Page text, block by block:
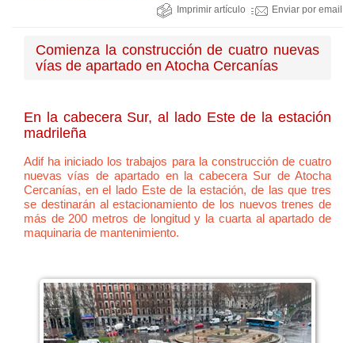
Imprimir artículo Enviar por email
Comienza la construcción de cuatro nuevas
vías de apartado en Atocha Cercanías
En la cabecera Sur, al lado Este de la estación
madrileña
Adif ha iniciado los trabajos para la construcción de cuatro
nuevas vías de apartado en la cabecera Sur de Atocha
Cercanías, en el lado Este de la estación, de las que tres
se destinarán al estacionamiento de los nuevos trenes de
más de 200 metros de longitud y la cuarta al apartado de
maquinaria de mantenimiento.